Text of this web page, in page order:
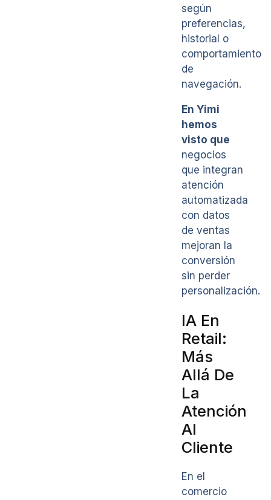
según
preferencias,
historial o
comportamiento
de
navegación.
En Yimi
hemos
visto que
negocios
que integran
atención
automatizada
con datos
de ventas
mejoran la
conversión
sin perder
personalización.
IA En
Retail:
Más
Allá De
La
Atención
Al
Cliente
En el
comercio